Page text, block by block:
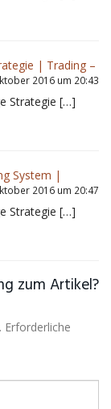
| Trading –
2016 um 20:43
Strategie […]
System |
2016 um 20:47
Strategie […]
zum Artikel?
Erforderliche